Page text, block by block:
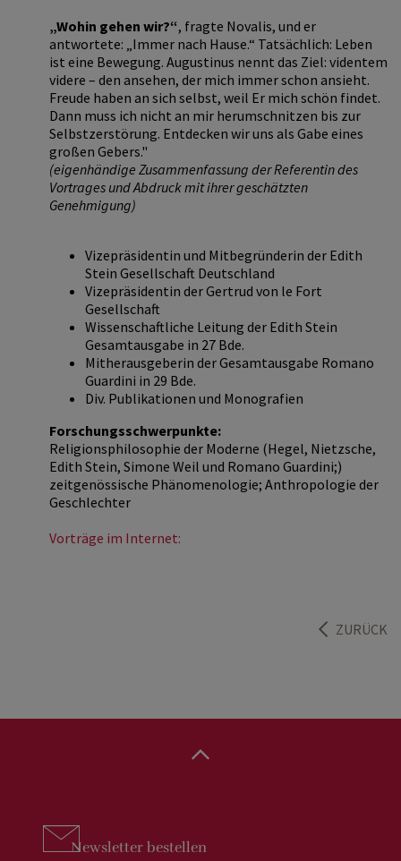
„Wohin gehen wir?“, fragte Novalis, und er
antwortete: „Immer nach Hause.“ Tatsächlich: Leben
ist eine Bewegung. Augustinus nennt das Ziel: videntem
videre – den ansehen, der mich immer schon ansieht.
Freude haben an sich selbst, weil Er mich schön findet.
Dann muss ich nicht an mir herumschnitzen bis zur
Selbstzerstörung. Entdecken wir uns als Gabe eines
großen Gebers."
(eigenhändige Zusammenfassung der Referentin des
Vortrages und Abdruck mit ihrer geschätzten
Genehmigung)
Vizepräsidentin und Mitbegründerin der Edith
Stein Gesellschaft Deutschland
Vizepräsidentin der Gertrud von le Fort
Gesellschaft
Wissenschaftliche Leitung der Edith Stein
Gesamtausgabe in 27 Bde.
Mitherausgeberin der Gesamtausgabe Romano
Guardini in 29 Bde.
Div. Publikationen und Monografien
Forschungsschwerpunkte:
Religionsphilosophie der Moderne (Hegel, Nietzsche,
Edith Stein, Simone Weil und Romano Guardini;)
zeitgenössische Phänomenologie; Anthropologie der
Geschlechter
Vorträge im Internet:
ZURÜCK
Newsletter bestellen